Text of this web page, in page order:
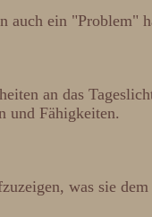
ein "Problem"
an das
und Fähigkeiten.
was sie